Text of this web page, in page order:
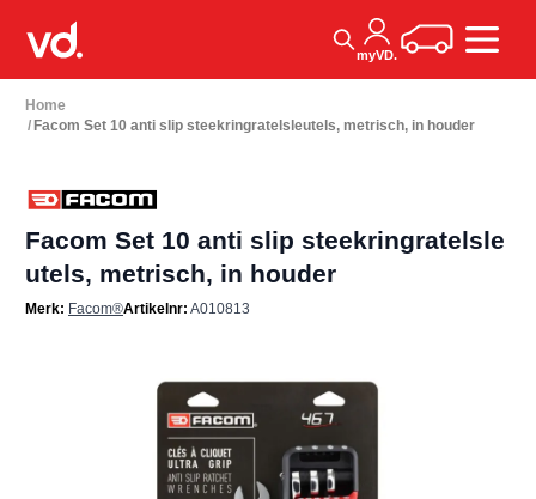
myVD.
Winkelwagen
Home
/Facom Set 10 anti slip steekringratelsleutels, metrisch, in houder
Facom Set 10 anti slip steekringratelsle
utels, metrisch, in houder
Merk: Facom®Artikelnr: A010813